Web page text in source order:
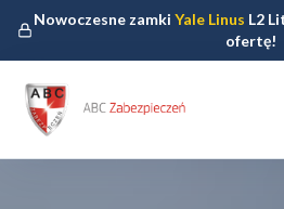
Nowoczesne zamkiYale Linus L2
ofertę!